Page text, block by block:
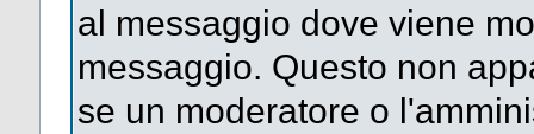
al messaggio dove viene
messaggio. Questo non
se un moderatore o